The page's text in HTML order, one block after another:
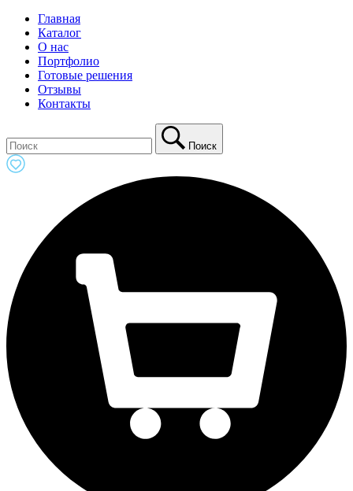
Главная
Каталог
О нас
Портфолио
Готовые решения
Отзывы
Контакты
Поиск